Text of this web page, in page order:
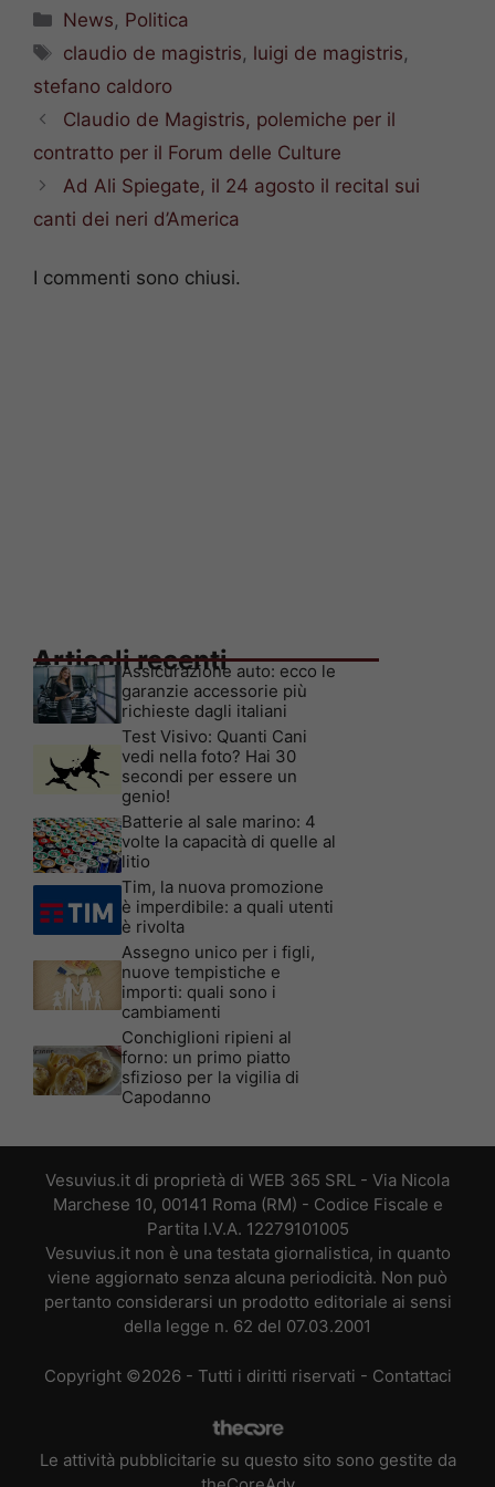
Categorie
News, Politica
Tag
claudio de magistris, luigi de magistris,
stefano caldoro
Claudio de Magistris, polemiche per il
contratto per il Forum delle Culture
Ad Ali Spiegate, il 24 agosto il recital sui
canti dei neri d’America
I commenti sono chiusi.
Articoli recenti
Assicurazione auto: ecco le
garanzie accessorie più
richieste dagli italiani
Test Visivo: Quanti Cani
vedi nella foto? Hai 30
secondi per essere un
genio!
Batterie al sale marino: 4
volte la capacità di quelle al
litio
Tim, la nuova promozione
è imperdibile: a quali utenti
è rivolta
Assegno unico per i figli,
nuove tempistiche e
importi: quali sono i
cambiamenti
Conchiglioni ripieni al
forno: un primo piatto
sfizioso per la vigilia di
Capodanno
Vesuvius.it di proprietà di WEB 365 SRL - Via Nicola
Marchese 10, 00141 Roma (RM) - Codice Fiscale e
Partita I.V.A. 12279101005
Vesuvius.it non è una testata giornalistica, in quanto
viene aggiornato senza alcuna periodicità. Non può
pertanto considerarsi un prodotto editoriale ai sensi
della legge n. 62 del 07.03.2001
Copyright ©2026 - Tutti i diritti riservati - Contattaci
Le attività pubblicitarie su questo sito sono gestite da